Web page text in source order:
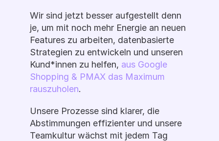
Wir sind jetzt besser aufgestellt denn
je, um mit noch mehr Energie an neuen
Features zu arbeiten, datenbasierte
Strategien zu entwickeln und unseren
Kund*innen zu helfen, aus Google
Shopping & PMAX das Maximum
rauszuholen.
Unsere Prozesse sind klarer, die
Abstimmungen effizienter und unsere
Teamkultur wächst mit jedem Tag